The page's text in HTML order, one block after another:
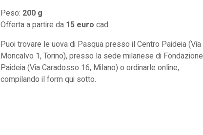
Peso: 200 g
Offerta a partire da 15 euro cad.
Puoi trovare le uova di Pasqua presso il Centro Paideia (Via
Moncalvo 1, Torino), presso la sede milanese di Fondazione
Paideia (Via Caradosso 16, Milano) o ordinarle online,
compilando il form qui sotto.